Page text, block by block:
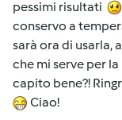
pessimi risultati
conservo a
sarà ora di usarla,
che mi serve per
capito bene?!
Ciao!